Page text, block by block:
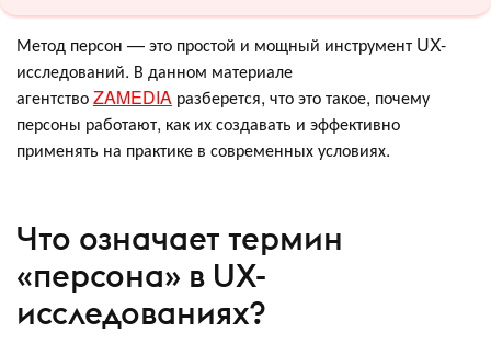
Метод персон — это простой и мощный инструмент UX-
исследований. В данном материале
агентствоZAMEDIA разберется, что это такое, почему
персоны работают, как их создавать и эффективно
применять на практике в современных условиях.
Что означает термин
«персона» в UX-
исследованиях?